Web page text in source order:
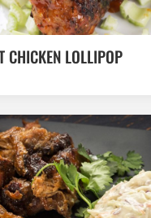
CHICKEN LOLLIPOP